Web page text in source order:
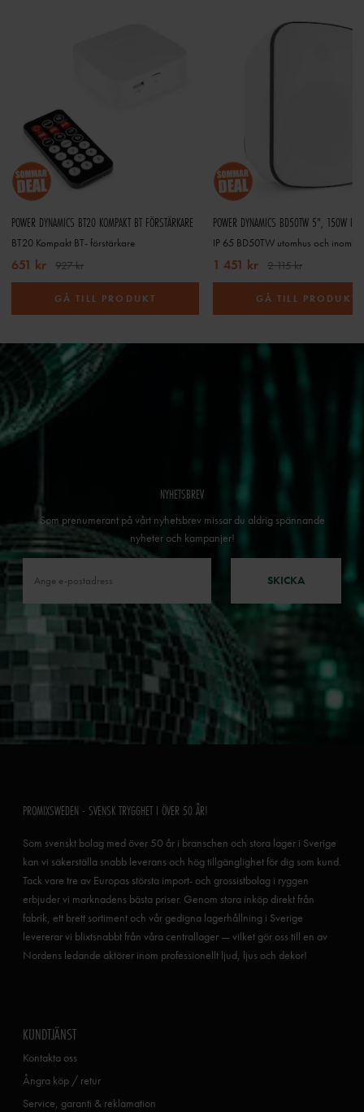
POWER DYNAMICS BT20 KOMPAKT BT FÖRSTÄRKARE
BT20 Kompakt BT- förstärkare
651 kr 927 kr
GÅ TILL PRODUKT
1 451 kr 2 115 kr
GÅ TILL PRODUKT
NYHETSBREV
Som prenumerant på vårt nyhetsbrev missar du aldrig spännande
nyheter och kampanjer!
SKICKA
PROMIXSWEDEN - SVENSK TRYGGHET I ÖVER 50 ÅR!
Som svenskt bolag med över 50 år i branschen och stora lager i Sverige
kan vi säkerställa snabb leverans och hög tillgänglighet för dig som kund.
Tack vare tre av Europas största import- och grossistbolag i ryggen
erbjuder vi marknadens bästa priser. Genom stora inköp direkt från
fabrik, ett brett sortiment och vår gedigna lagerhållning i Sverige
levererar vi blixtsnabbt från våra centrallager — vilket gör oss till en av
Nordens ledande aktörer inom professionellt ljud, ljus och dekor!
KUNDTJÄNST
Kontakta oss
Ångra köp / retur
Service, garanti & reklamation